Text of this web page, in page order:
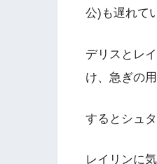
公)も遅れて
デリスとレ
け、急ぎの
するとシュ
レイリンに